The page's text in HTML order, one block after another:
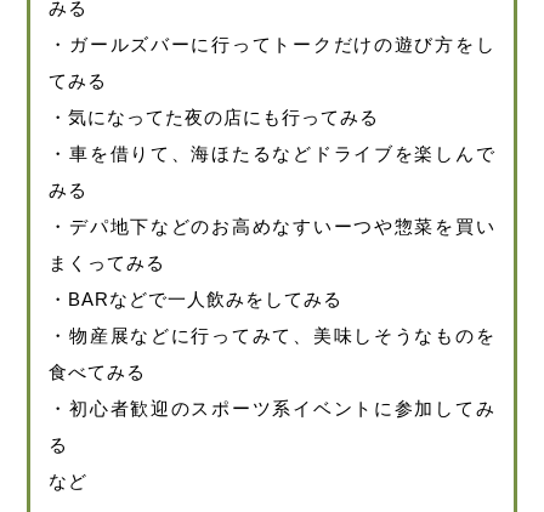
みる
・ガールズバーに行ってトークだけの遊び方をし
てみる
・気になってた夜の店にも行ってみる
・車を借りて、海ほたるなどドライブを楽しんで
みる
・デパ地下などのお高めなすいーつや惣菜を買い
まくってみる
・BARなどで一人飲みをしてみる
・物産展などに行ってみて、美味しそうなものを
食べてみる
・初心者歓迎のスポーツ系イベントに参加してみ
る
など